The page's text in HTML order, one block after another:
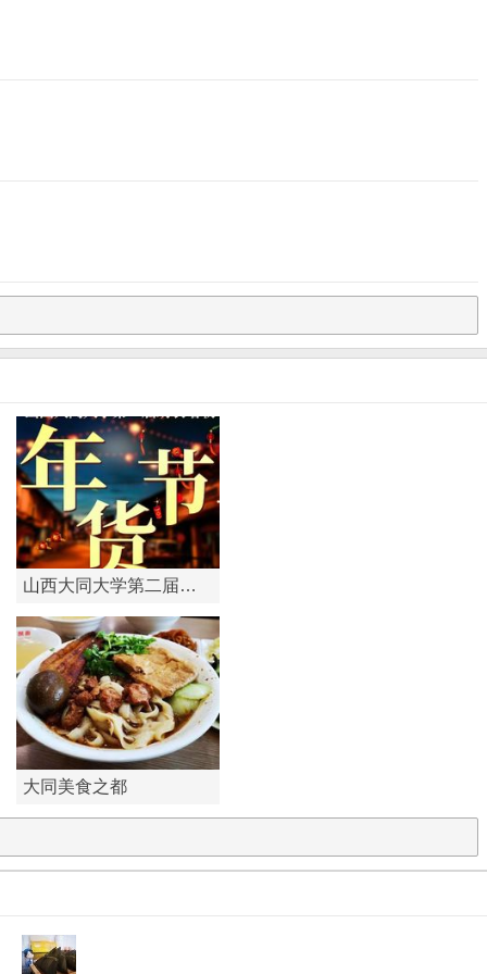
山西大同大学第二届助
农增收年货节
大学生年货节大学生办！年
货节从产品筛选、价格谈
判、运营销售、客户服务，
数据统...
大同美食之都
创意城市网络(UCCN)成员城
市...